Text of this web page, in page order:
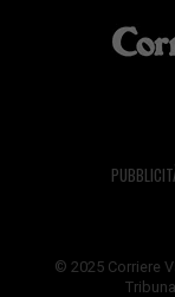
© 2025 Corriere